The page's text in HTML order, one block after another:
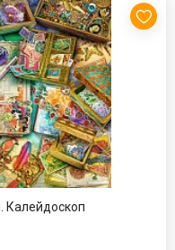
Калейдоскоп